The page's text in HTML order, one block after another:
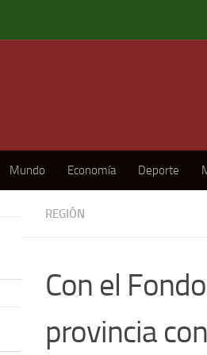
Mundo Economía Deporte
REGIÓN
Con el
provincia